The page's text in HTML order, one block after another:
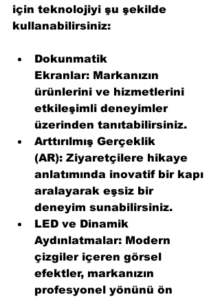
için teknolojiyi şu şekilde
kullanabilirsiniz:
Dokunmatik
Ekranlar: Markanızın
ürünlerini ve hizmetlerini
etkileşimli deneyimler
üzerinden tanıtabilirsiniz.
Arttırılmış Gerçeklik
(AR): Ziyaretçilere hikaye
anlatımında inovatif bir kapı
aralayarak eşsiz bir
deneyim sunabilirsiniz.
LED ve Dinamik
Aydınlatmalar: Modern
çizgiler içeren görsel
efektler, markanızın
profesyonel yönünü ön